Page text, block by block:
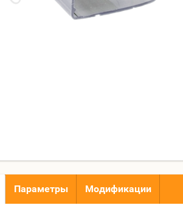
Параметры Модификации